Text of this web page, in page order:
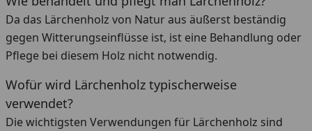
Da das Lärchenholz von Natur aus äußerst beständig
gegen Witterungseinflüsse ist, ist eine Behandlung oder
Pflege bei diesem Holz nicht notwendig.
Wofür wird Lärchenholz typischerweise
verwendet?
Die wichtigsten Verwendungen für Lärchenholz sind